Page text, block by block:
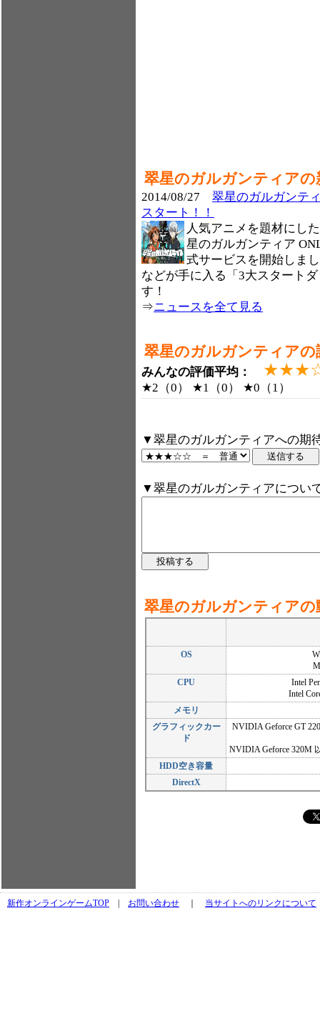
翠星のガルガンティア
2014/08/27 翠星のガルガンテ
スタート！！
人気アニメを題材にし
星のガルガンティア
式サービスを開始しま
などが手に入る「3大スタート
す！
⇒ニュースを全て見る
翠星のガルガンティア
みんなの評価平均：
★2（0） ★1（0） ★0（1）
▼翠星のガルガンティアへの期
▼翠星のガルガンティアについ
翠星のガルガンティア
OS
CPU
Intel
Intel
メモリ
グラフィックカー
ド
NVIDIA Geforce GT
NVIDIA Geforce 320M
HDD空き容量
DirectX
新作オンラインゲームTOP お問い合わせ 当サイトへのリンクについて